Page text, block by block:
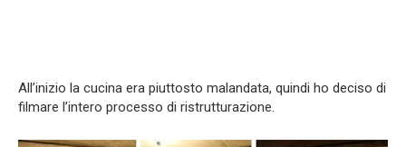
All’inizio la cucina era piuttosto malandata, quindi ho deciso di
filmare l’intero processo di ristrutturazione.